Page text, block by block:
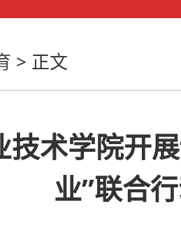
> 正文
技术学院开
业”联合